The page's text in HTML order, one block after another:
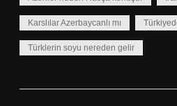
Karslılar Azerbaycanlı mı
Türklerin soyu nereden gelir